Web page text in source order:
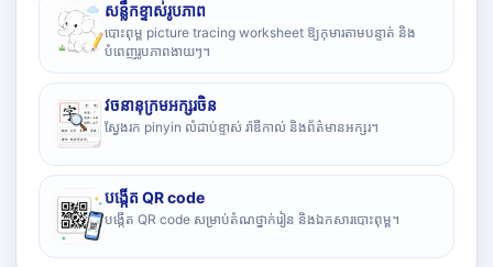
សន្លឹកខ្ទាស់រូបភាព
បោះពុម្ព picture tracing worksheet ឱ្យកុមារតាមបន្ទាត់ និង
បំពេញរូបភាពងាយៗ។
វចនានុក្រមអក្សរចិន
ស្វែងរក pinyin លំដាប់ខ្ទាស់ រ៉ាឌីកាល់ និងព័ត៌មានអក្សរ។
បង្កើត QR code
បង្កើត QR code សម្រាប់តំណថ្នាក់រៀន និងឯកសារបោះពុម្ព។